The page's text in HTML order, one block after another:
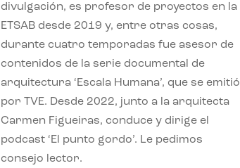
divulgación, es profesor de proyectos en la
ETSAB desde 2019 y, entre otras cosas,
durante cuatro temporadas fue asesor de
contenidos de la serie documental de
arquitectura ‘Escala Humana’, que se emitió
por TVE. Desde 2022, junto a la arquitecta
Carmen Figueiras, conduce y dirige el
podcast ‘El punto gordo’. Le pedimos
consejo lector.